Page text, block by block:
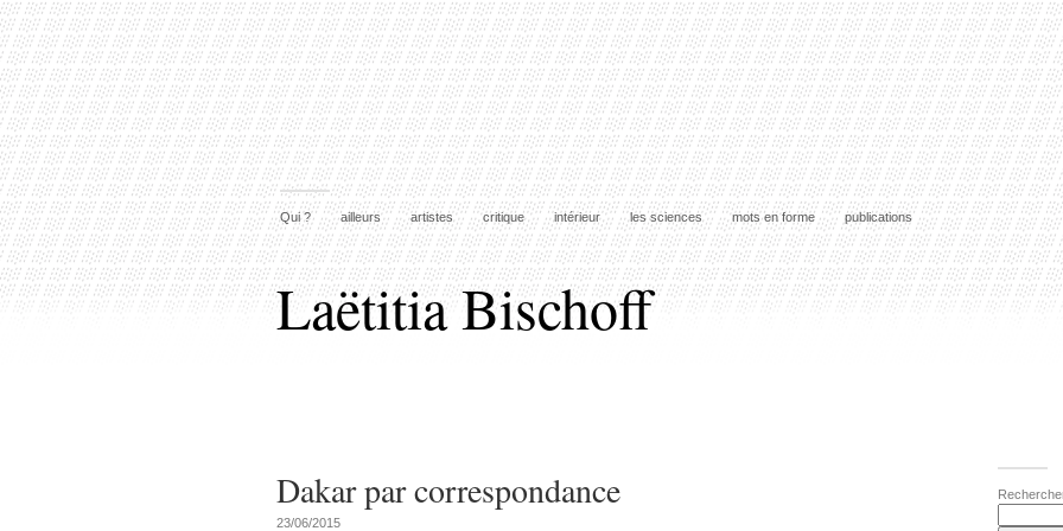
Qui ? ailleurs artistes critique intérieur les sciences mots en forme publications
Laëtitia Bischoff
Dakar par correspondance
23/06/2015